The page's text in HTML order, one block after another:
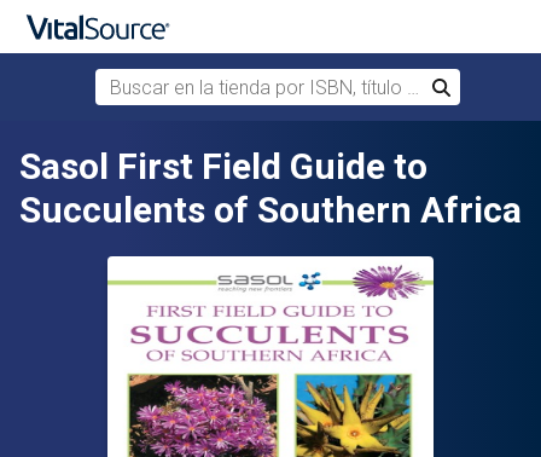
Saltar al contenido principal
Buscar en la tienda por ISBN, título o autor
Buscar
Sasol First Field Guide to
Succulents of Southern Africa